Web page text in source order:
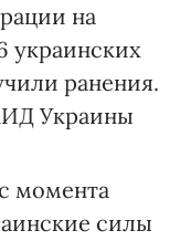
на
украинских
ранения.
Украины
момента
силы